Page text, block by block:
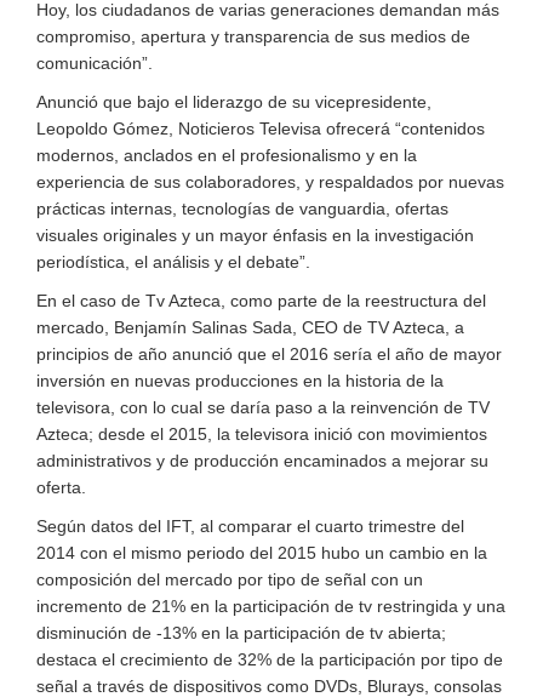
Hoy, los ciudadanos de varias generaciones demandan más
compromiso, apertura y transparencia de sus medios de
comunicación”.
Anunció que bajo el liderazgo de su vicepresidente,
Leopoldo Gómez, Noticieros Televisa ofrecerá “contenidos
modernos, anclados en el profesionalismo y en la
experiencia de sus colaboradores, y respaldados por nuevas
prácticas internas, tecnologías de vanguardia, ofertas
visuales originales y un mayor énfasis en la investigación
periodística, el análisis y el debate”.
En el caso de Tv Azteca, como parte de la reestructura del
mercado, Benjamín Salinas Sada, CEO de TV Azteca, a
principios de año anunció que el 2016 sería el año de mayor
inversión en nuevas producciones en la historia de la
televisora, con lo cual se daría paso a la reinvención de TV
Azteca; desde el 2015, la televisora inició con movimientos
administrativos y de producción encaminados a mejorar su
oferta.
Según datos del IFT, al comparar el cuarto trimestre del
2014 con el mismo periodo del 2015 hubo un cambio en la
composición del mercado por tipo de señal con un
incremento de 21% en la participación de tv restringida y una
disminución de -13% en la participación de tv abierta;
destaca el crecimiento de 32% de la participación por tipo de
señal a través de dispositivos como DVDs, Blurays, consolas